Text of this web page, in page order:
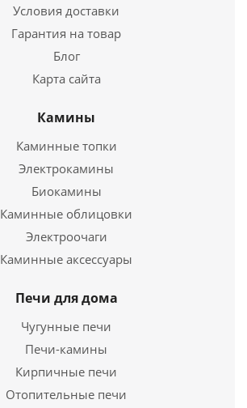
Купить в 1 клик
Условия доставки
Гарантия на товар
Блог
Карта сайта
Камины
Каминные топки
Электрокамины
Биокамины
Каминные облицовки
Электроочаги
Каминные аксессуары
Печи для дома
Чугунные печи
Печи-камины
Кирпичные печи
Отопительные печи